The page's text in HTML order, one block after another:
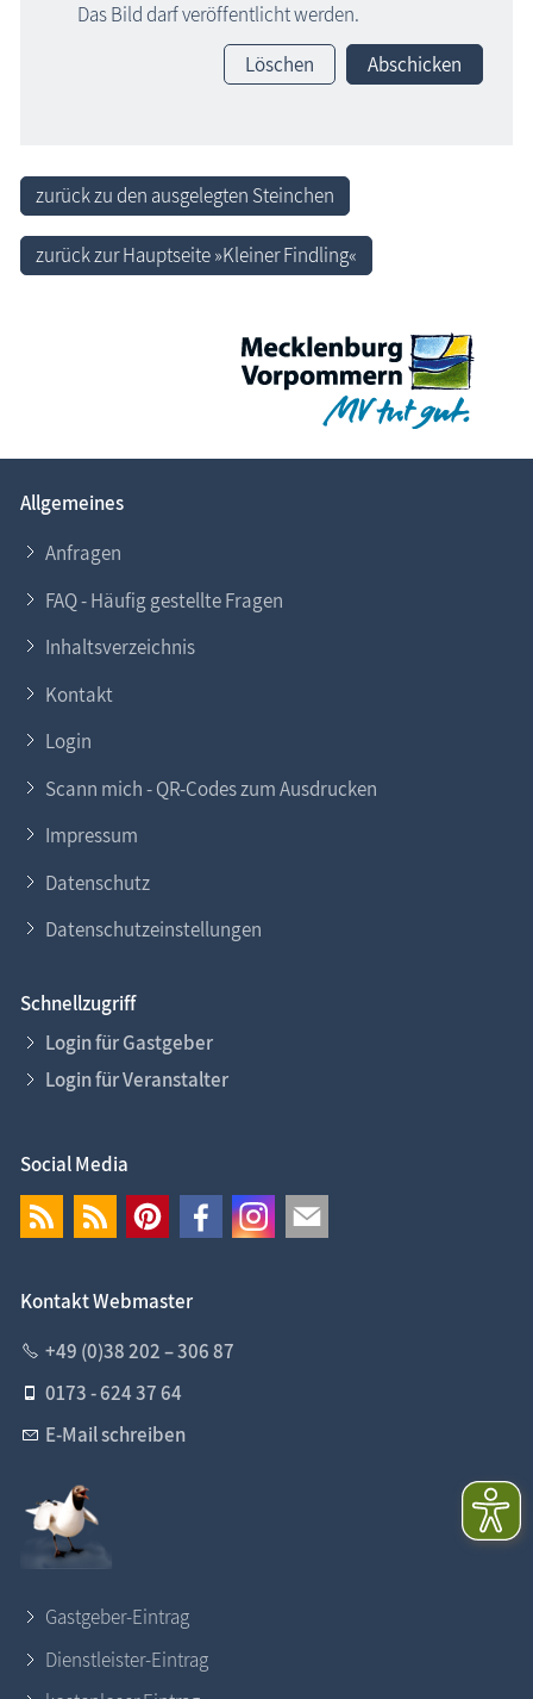
Das Bild darf veröffentlicht werden.
Löschen
Abschicken
zurück zu den ausgelegten Steinchen
zurück zur Hauptseite »Kleiner Findling«
Allgemeines
Anfragen
FAQ - Häufig gestellte Fragen
Inhaltsverzeichnis
Kontakt
Login
Scann mich - QR-Codes zum Ausdrucken
Impressum
Datenschutz
Datenschutzeinstellungen
Schnellzugriff
Login für Gastgeber
Login für Veranstalter
Social Media
Kontakt Webmaster
+49 (0)38 202 – 306 87
0173 - 624 37 64
E-Mail schreiben
Gastgeber-Eintrag
Dienstleister-Eintrag